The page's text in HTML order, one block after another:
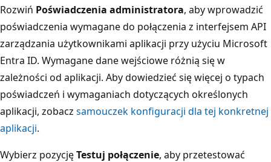
Rozwiń Poświadczenia administratora, aby wprowadzić
poświadczenia wymagane do połączenia z interfejsem API
zarządzania użytkownikami aplikacji przy użyciu Microsoft
Entra ID. Wymagane dane wejściowe różnią się w
zależności od aplikacji. Aby dowiedzieć się więcej o typach
poświadczeń i wymaganiach dotyczących określonych
aplikacji, zobacz samouczek konfiguracji dla tej konkretnej
aplikacji.
Wybierz pozycjęTestuj połączenie, aby przetestować